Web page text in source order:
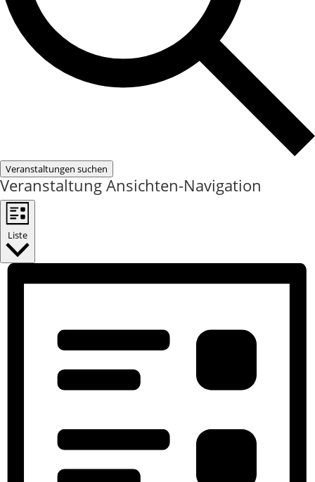
Veranstaltungen suchen
Veranstaltung Ansichten-Navigation
Liste